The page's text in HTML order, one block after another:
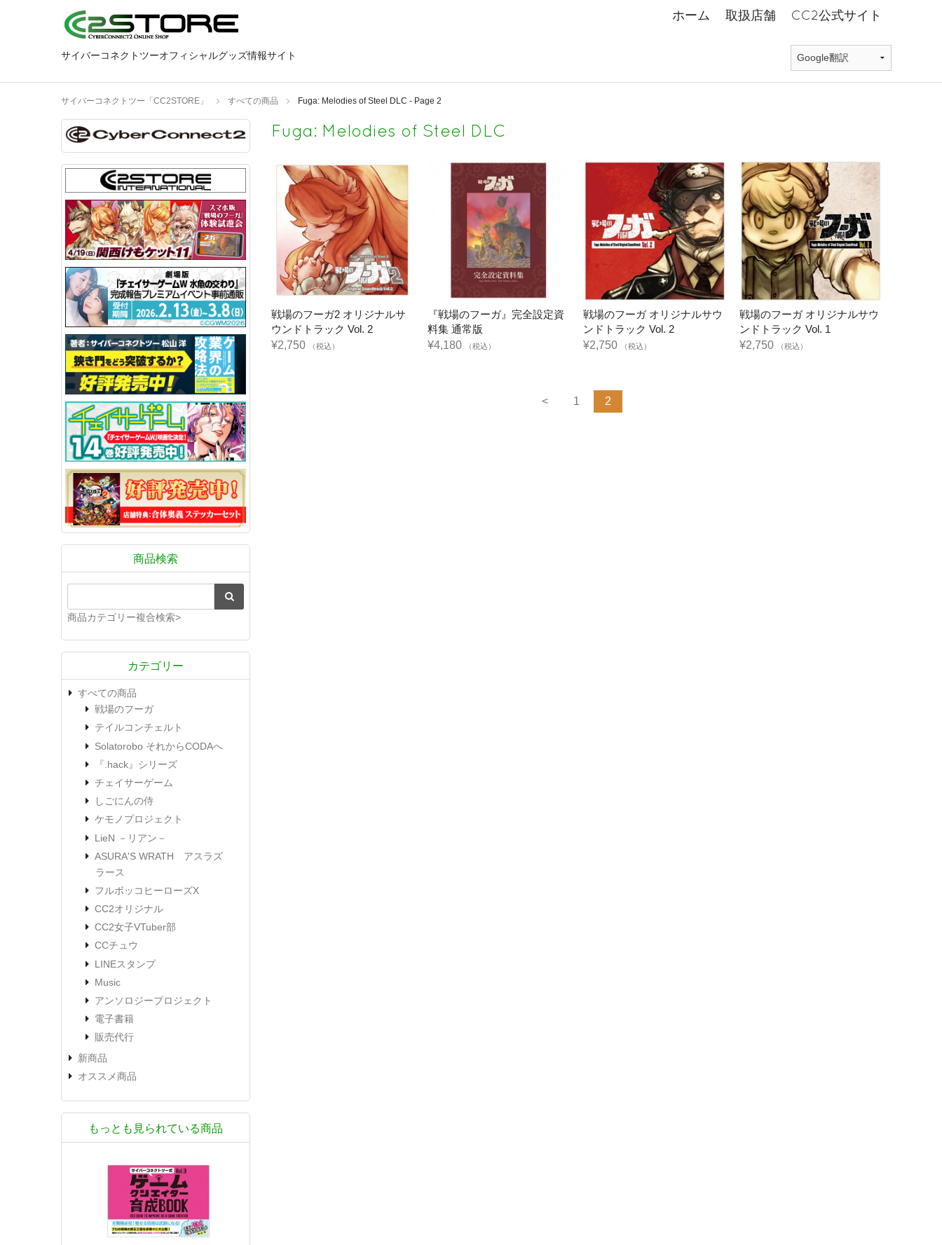
サイバーコネクトツーオフィシャルグッズ情報サイト
ホーム 取扱店舗 CC2公式サイト
サイバーコネクトツー「CC2STORE」 すべての商品 Fuga: Melodies of Steel DLC - Page 2
Fuga: Melodies of Steel DLC
戦場のフーガ2 オリジナルサ
ウンドトラック Vol. 2
¥2,750
（税込）
『戦場のフーガ』完全設定資
料集 通常版
¥4,180
（税込）
戦場のフーガ オリジナルサウ
ンドトラック Vol. 2
¥2,750
（税込）
戦場のフーガ オリジナルサウ
ンドトラック Vol. 1
¥2,750
（税込）
< 1 2
商品検索
商品カテゴリー複合検索>
カテゴリー
すべての商品
戦場のフーガ
テイルコンチェルト
Solatorobo それからCODAへ
『.hack』シリーズ
チェイサーゲーム
しごにんの侍
ケモノプロジェクト
LieN －リアン－
ASURA'S WRATH アスラズ
ラース
フルボッコヒーローズX
CC2オリジナル
CC2女子VTuber部
CCチュウ
LINEスタンプ
Music
アンソロジープロジェクト
電子書籍
販売代行
新商品
オススメ商品
もっとも見られている商品